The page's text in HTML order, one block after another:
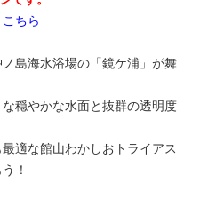
ちら
島海水浴場の「鏡ケ浦」が舞
穏やかな水面と抜群の透明度
適な館山わかしおトライアス
！